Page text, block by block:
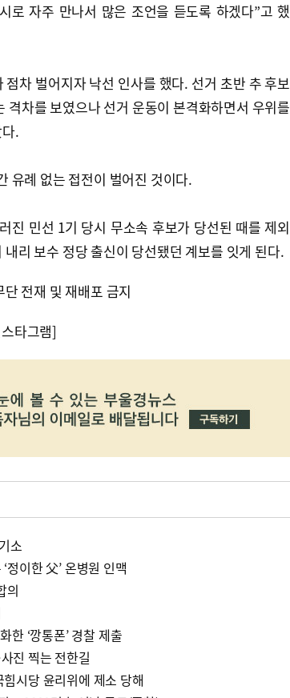
로 자주 만나서 많은 조언을 듣도록 하겠다”고 했
차 벌어지자 낙선 인사를 했다. 선거 초반 추 후보
격차를 보였으나 선거 운동이 본격화하면서 우위를
.
유례 없는 접전이 벌어진 것이다.
진 민선 1기 당시 무소속 후보가 당선된 때를 제외
리 보수 정당 출신이 당선됐던 계보를 잇게 된다.
전재 및 재배포 금지
타그램]
소
정이한 父’ 온병원 인맥
의
한 ‘깡통폰’ 경찰 제출
진 찍는 전한길
시당 윤리위에 제소 당해